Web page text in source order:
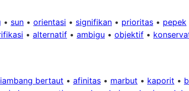
• sun • orientasi • signifikan • prioritas • pepek
• alternatif • ambigu • objektif •
bertaut • afinitas • marbut • kaporit •